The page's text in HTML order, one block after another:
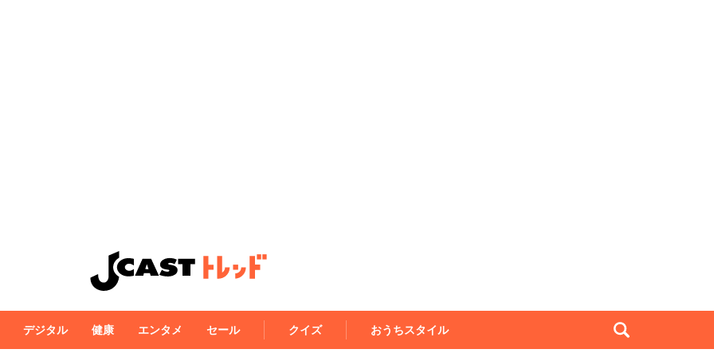
デジタル 健康 エンタメ セール クイズ おうちスタイル